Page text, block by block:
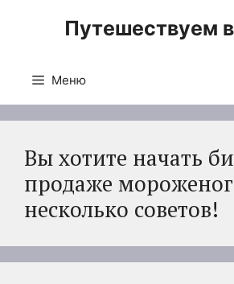
Путешествуем
Меню
Вы хотите начать
продаже
несколько советов!